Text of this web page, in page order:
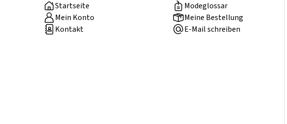
Startseite
Modeglossar
Mein Konto
Meine Bestellung
Kontakt
E-Mail schreiben